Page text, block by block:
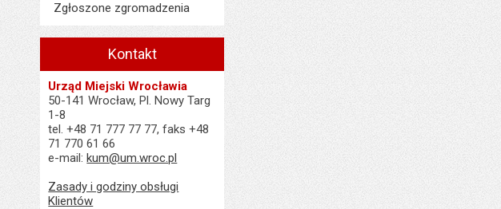
Zgłoszone zgromadzenia
Kontakt
Urząd Miejski Wrocławia
50-141 Wrocław, Pl. Nowy Targ
1-8
tel. +48 71 777 77 77, faks +48
71 770 61 66
e-mail:kum@um.wroc.pl
Zasady i godziny obsługi
Klientów